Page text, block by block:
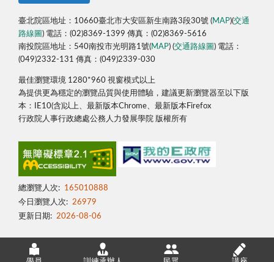
臺北院區地址：10660臺北市大安區新生南路3段30號 (MAP)(交通
路線圖) 電話：(02)8369-1399 傳真：(02)8369-5616
南投院區地址：540南投市光明路1號(MAP) (交通路線圖) 電話：
(049)2332-131 傳真：(049)2339-030
最佳瀏覽環境 1280*960 視窗模式以上
為提供更為穩定的瀏覽品質與使用體驗，建議更新瀏覽器至以下版
本：IE10(含)以上、最新版本Chrome、最新版本Firefox
行政院人事行政總處公務人力發展學院 版權所有
總瀏覽人次:
165010888
今日瀏覽人次: 26979
更新日期: 2026-08-06